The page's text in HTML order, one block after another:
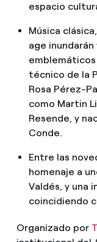
espacio
Música
age
técnico de la
Rosa Pérez-
como Martin
Resende, y
Conde.
Entre las
homenaje a
Valdés, y una
coincidiendo
Organizado por